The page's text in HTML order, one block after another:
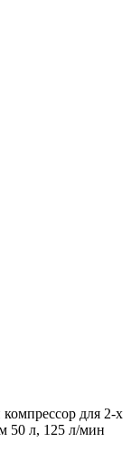
для 2-х
50 л, 125 л/мин